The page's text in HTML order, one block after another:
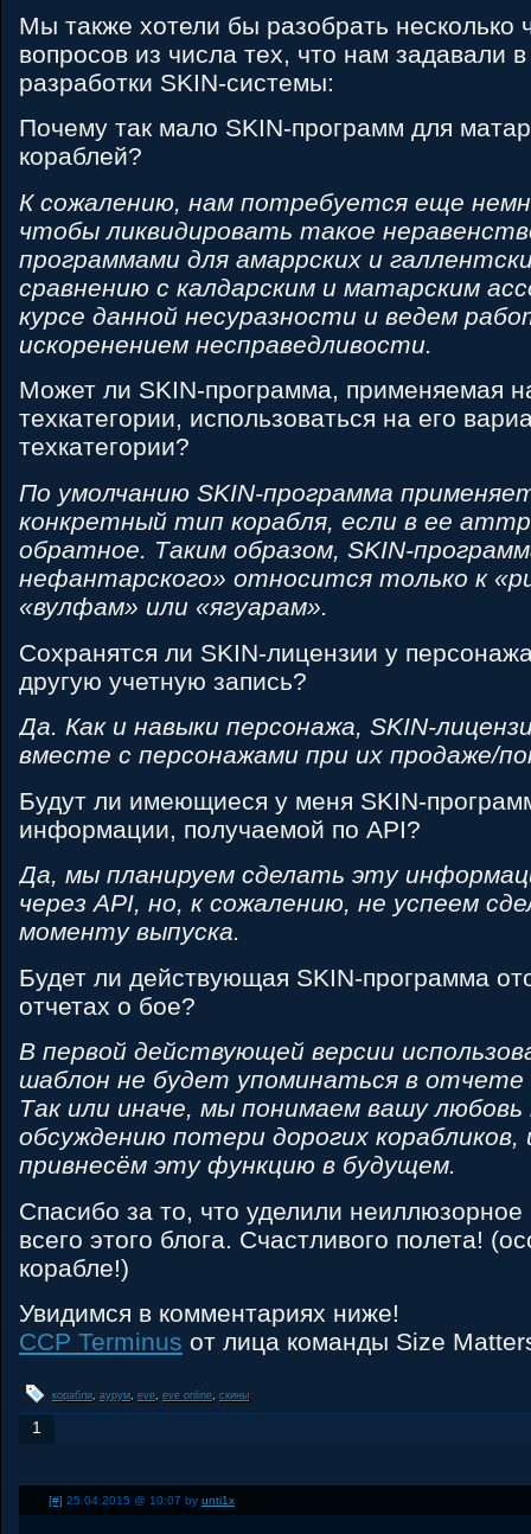
Мы также хотели бы разобрать несколько
вопросов из числа тех, что нам задавали
разработки SKIN-cистемы:
Почему так мало SKIN-программ для
кораблей?
К сожалению, нам потребуется еще
чтобы ликвидировать такое
программами для амаррских и
сравнению с калдарским и матарским
курсе данной несуразности и ведем
искоренением несправедливости.
Может ли SKIN-программа, применяемая
техкатегории, использоваться на его
техкатегории?
По умолчанию SKIN-программа
конкретный тип корабля, если в ее
обратное. Таким образом, SKIN-
нефантарского» относится только к
«вулфам» или «ягуарам».
Сохранятся ли SKIN-лицензии у
другую учетную запись?
Да. Как и навыки персонажа, SKIN-
вместе с персонажами при их продаже/
Будут ли имеющиеся у меня SKIN-
информации, получаемой по API?
Да, мы планируем сделать эту
через API, но, к сожалению, не успеем
моменту выпуска.
Будет ли действующая SKIN-программа
отчетах о бое?
В первой действующей версии
шаблон не будет упоминаться в отчете
Так или иначе, мы понимаем вашу любовь
обсуждению потери дорогих корабликов,
привнесём эту функцию в будущем.
Спасибо за то, что уделили
всего этого блога. Счастливого полета!
корабле!)
Увидимся в комментариях ниже!
CCP Terminus от лица команды Size
корабли аурум, eve, eve online, скины
1
[#] 25.04.2015 @ 10:07 by unti1x